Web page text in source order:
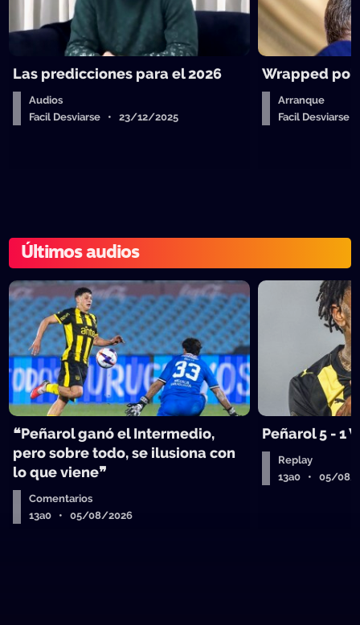
Las predicciones para el 2026
Audios
Facil Desviarse • 23/12/2025
Wrapped
Arranque
Facil
Últimos audios
❝Peñarol ganó el Intermedio,
pero sobre todo, se ilusiona con
lo que viene❞
Comentarios
13a0 • 05/08/2026
Peñarol 5 - 1
Replay
13a0 • 05/08/